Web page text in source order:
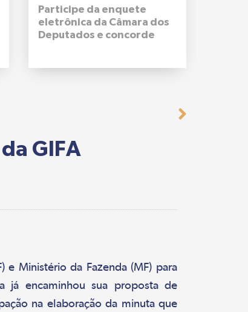
Participe da enquete
eletrônica da Câmara dos
Deputados e concorde
GIFA
e Ministério da Fazenda (MF) para
já encaminhou sua proposta de
na elaboração da minuta que